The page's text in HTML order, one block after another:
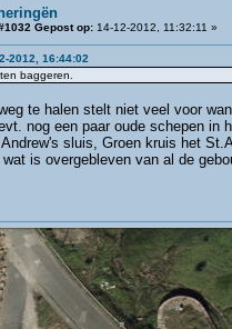
Gepost op: 14-12-2012, 11:32:11 »
2012, 16:44:02
baggeren.
te halen stelt niet veel voor
nog een paar oude schepen
sluis, Groen kruis het
is overgebleven van al de